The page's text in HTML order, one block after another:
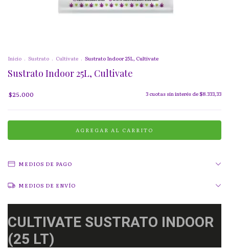
Inicio . Sustrato . Cultivate . Sustrato Indoor 25L, Cultivate
Sustrato Indoor 25L, Cultivate
$25.000 3 cuotas sin interés de$8.333,33
MEDIOS DE PAGO
MEDIOS DE ENVÍO
CULTIVATE SUSTRATO INDOOR
(25 LT)